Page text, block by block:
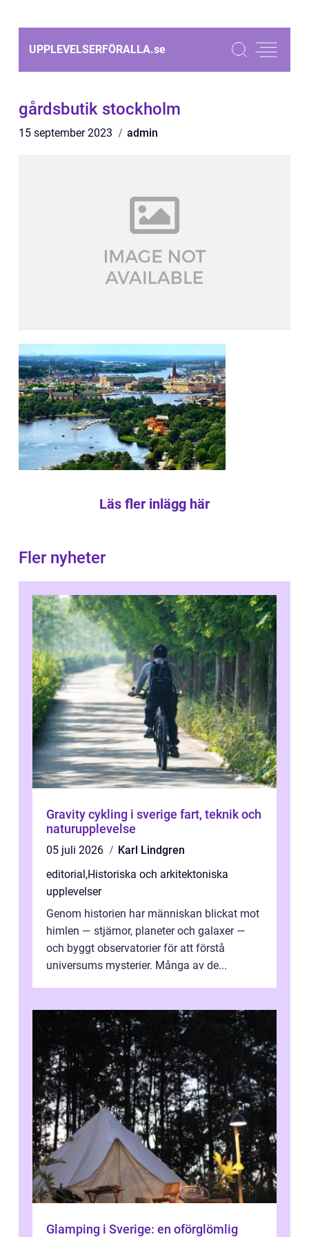
UPPLEVELSERFÖRALLA.se
gårdsbutik stockholm
15 september 2023 admin
Läs fler inlägg här
Fler nyheter
Gravity cykling i sverige fart, teknik och
naturupplevelse
05 juli 2026
Karl Lindgren
editorial,Historiska och arkitektoniska
upplevelser
Genom historien har människan blickat mot
himlen — stjärnor, planeter och galaxer —
och byggt observatorier för att förstå
universums mysterier. Många av de...
Glamping i Sverige: en oförglömlig